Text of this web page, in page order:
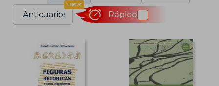
Anticuarios
Nuevo
Rápido